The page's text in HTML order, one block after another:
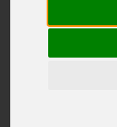
protagonistas